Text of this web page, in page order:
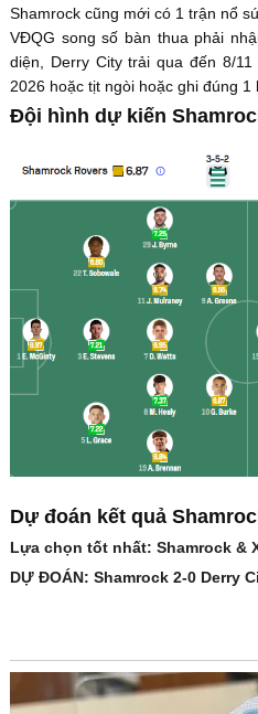
Shamrock cũng mới có 1 trận nổ
VĐQG song số bàn thua phải
diện, Derry City trải qua đến 8/
2026 hoặc tịt ngòi hoặc ghi đúng 1
Đội hình dự kiến
Dự đoán kết quả
Lựa chọn tốt nhất: Shamrock &
DỰ ĐOÁN: Shamrock 2-0 Derry